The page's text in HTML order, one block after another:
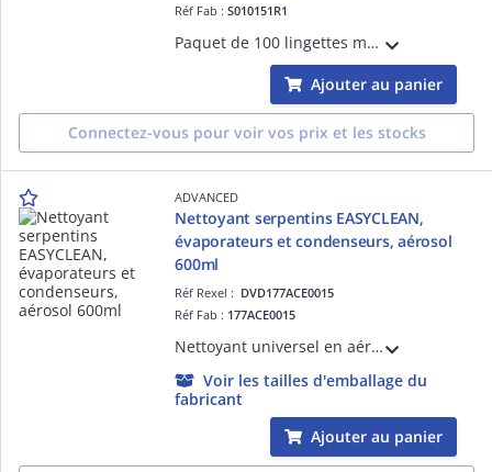
Réf Fab :S010151R1
Paquet de 100 lingettes multi-usages. Nettoie les surfaces rapidement et efficacement. Permet de nettoyer aussi les mains. Economique et multi-usages
Ajouter au panier
Connectez-vous pour voir vos prix et les stocks
ADVANCED
Nettoyant serpentins EASYCLEAN,
évaporateurs et condenseurs, aérosol
600ml
Réf Rexel : DVD177ACE0015
Réf Fab : 177ACE0015
Nettoyant universel en aérosol 600ml pour serpentins d'évaporateurs et condenseurs. Puissant, non corrosif, il élimine la poussière sans attaquer les surfaces. Format pratique, idéal pour un entretien rapide et sûr des systèmes HVAC.
Voir les tailles d'emballage du
fabricant
Ajouter au panier